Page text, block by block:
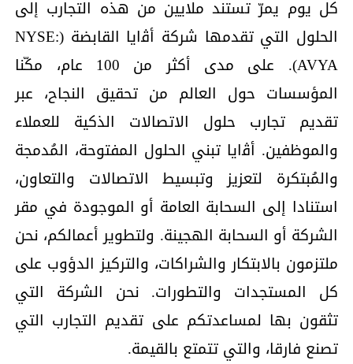
كل يوم يمرّ تستند ملايين من هذه التجارب إلى
الحلول التي تقدمها شركة أﭬايا القابضة (NYSE:
AVYA). على مدى أكثر من 100 عام، مكّنا
المؤسسات حول العالم من تحقيق النجاح، عبر
تقديم تجارب حلول الاتصالات الذكية للعملاء
والموظفين. أﭬايا تبني الحلول المفتوحة، المُدمجة
والمُبتكرة لتعزيز وتبسيط الاتصالات والتعاون،
استنادا إلى السحابة العامة أو الموجودة في مقر
الشركة أو السحابة الهجينة. ولتطوير أعمالكم، نحن
ملتزمون بالابتكار والشراكات، والتركيز الدؤوب على
كل المستجدات والتطورات. نحن الشركة التي
تثقون بها لمساعدتكم على تقديم التجارب التي
تصنع فارقا، والتي تتمتع بالقيمة.